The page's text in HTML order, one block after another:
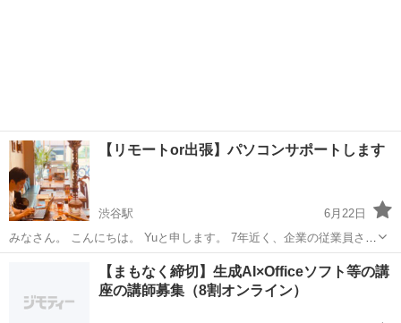
【リモートor出張】パソコンサポートします
渋谷駅
6月22日
みなさん。 こんにちは。 Yuと申します。 7年近く、企業の従業員さん
向けのパソコンサポートをしてきましたが、この度個人の方向けのサ
ポートを開始いたしました。 下記詳細となりますのでお気軽にご相談
ください。 （当方の他...
渋谷駅 Windows総合
【まもなく締切】生成AI×Officeソフト等の講
座の講師募集（8割オンライン）